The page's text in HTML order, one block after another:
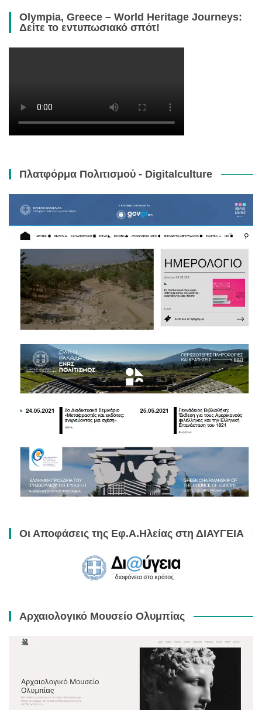
Olympia, Greece – World Heritage Journeys:
Δείτε το εντυπωσιακό σπότ!
Πλατφόρμα Πολιτισμού - Digitalculture
Οι Αποφάσεις της Εφ.Α.Ηλείας στη ΔΙΑΥΓΕΙΑ
Αρχαιολογικό Μουσείο Ολυμπίας